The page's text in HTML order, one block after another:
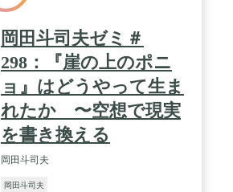
岡田斗司夫ゼミ＃
298：『崖の上のポニ
ョ』はどうやって生ま
れたか 〜空想で現実
を書き換える
岡田斗司夫
岡田斗司夫